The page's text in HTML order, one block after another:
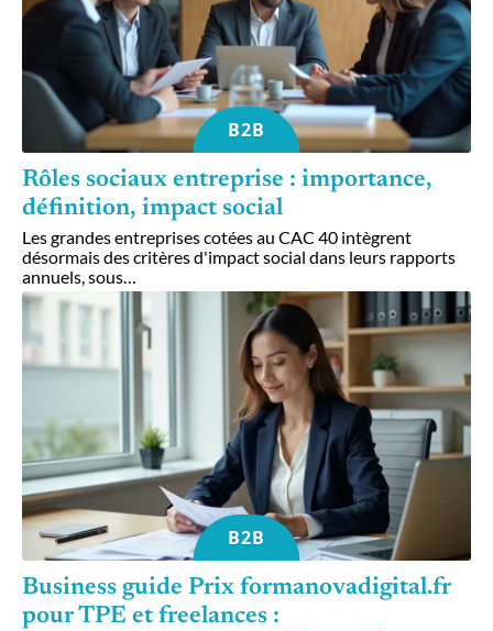
B2B
Rôles sociaux entreprise : importance,
définition, impact social
Les grandes entreprises cotées au CAC 40 intègrent
désormais des critères d'impact social dans leurs rapports
annuels, sous
B2B
Business guide Prix formanovadigital.fr
pour TPE et freelances :